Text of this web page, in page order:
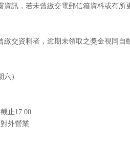
資訊，若未曾繳交電郵信箱資料或有
繳交資料者，逾期未領取之獎金視同自
）
止17:00
外營業